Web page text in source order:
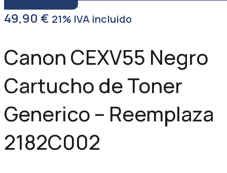
49,90 € 21% IVA incluido
Canon CEXV55 Negro
Cartucho de Toner
Generico – Reemplaza
2182C002